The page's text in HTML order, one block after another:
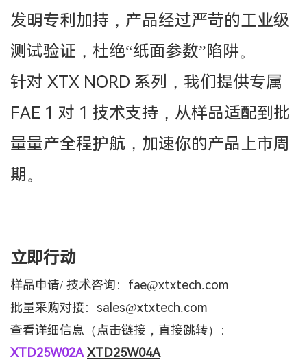
发明专利加持，产品经过严苛的工业级
测试验证，杜绝“纸面参数”陷阱。
针对 XTX NORD 系列，我们提供专属
FAE 1 对 1 技术支持，从样品适配到批
量量产全程护航，加速你的产品上市周
期。
立即行动
样品申请/ 技术咨询：fae@xtxtech.com
批量采购对接： sales@xtxtech.com
查看详细信息（点击链接，直接跳转）：
XTD25W02A XTD25W04A